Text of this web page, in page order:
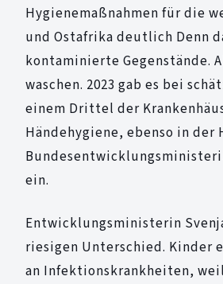
Hygienemaßnahmen für die
und Ostafrika deutlich Denn
kontaminierte Gegenstände.
waschen. 2023 gab es bei
einem Drittel der
Händehygiene, ebenso in
ein.
Entwicklungsministerin
riesigen Unterschied. Kinder
an Infektionskrankheiten,